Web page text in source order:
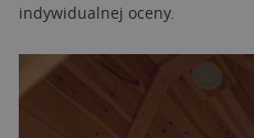
indywidualnej oceny.